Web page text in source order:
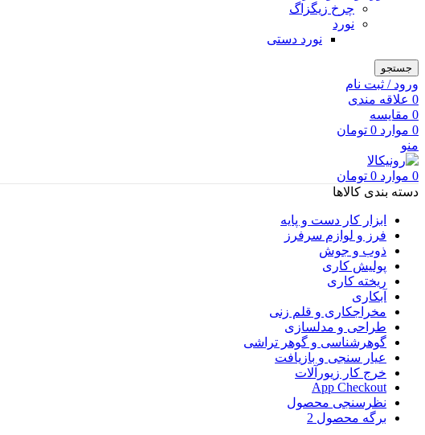
چرخ زیگزاگ
نورد
نورد دستی
جستجو
ورود / ثبت نام
0 علاقه مندی
0 مقایسه
0 موارد 0 تومان
منو
0 موارد 0 تومان
دسته بندی کالاها
ابزار کار دست و پایه
فرز و لوازم سرفرز
ذوب و جوش
پولیش کاری
ریخته کاری
آبکاری
مخراجکاری و قلم زنی
طراحی و مدلسازی
گوهرشناسی و گوهر تراشی
عیار سنجی و بازیافت
خرج کار زیورآلات
App Checkout
نظرسنجی محصول
برگه محصول 2